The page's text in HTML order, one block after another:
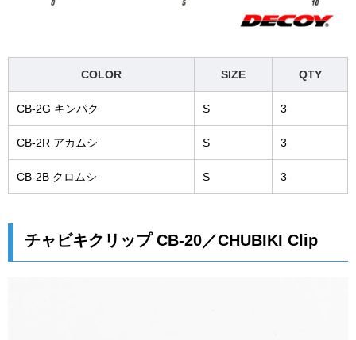
COLOR SIZE QTY
CB-2G キンパク S 3
CB-2R アカムシ S 3
CB-2B クロムシ S 3
チャビキクリップ CB-20／CHUBIKI Clip